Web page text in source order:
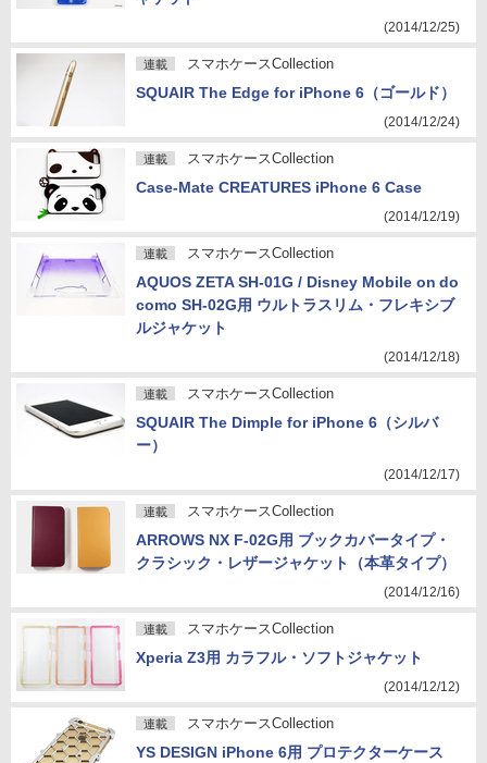
(2014/12/25)
連載 スマホケースCollection
SQUAIR The Edge for iPhone 6（ゴールド）
(2014/12/24)
連載 スマホケースCollection
Case-Mate CREATURES iPhone 6 Case
(2014/12/19)
連載 スマホケースCollection
AQUOS ZETA SH-01G / Disney Mobile on do
como SH-02G用 ウルトラスリム・フレキシブ
ルジャケット
(2014/12/18)
連載 スマホケースCollection
SQUAIR The Dimple for iPhone 6（シルバ
ー）
(2014/12/17)
連載 スマホケースCollection
ARROWS NX F-02G用 ブックカバータイプ・
クラシック・レザージャケット（本革タイプ）
(2014/12/16)
連載 スマホケースCollection
Xperia Z3用 カラフル・ソフトジャケット
(2014/12/12)
連載 スマホケースCollection
YS DESIGN iPhone 6用 プロテクターケース